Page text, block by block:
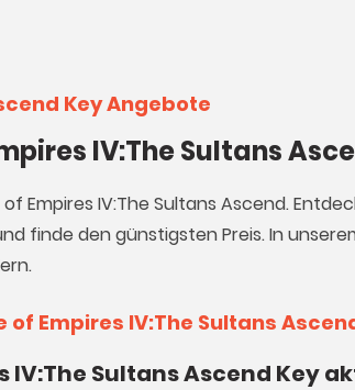
Key Angebote
IV:The Sultans
Empires IV:The Sultans Ascend.
finde den günstigsten Preis. In
Empires IV:The Sultans
IV:The Sultans Ascend Key